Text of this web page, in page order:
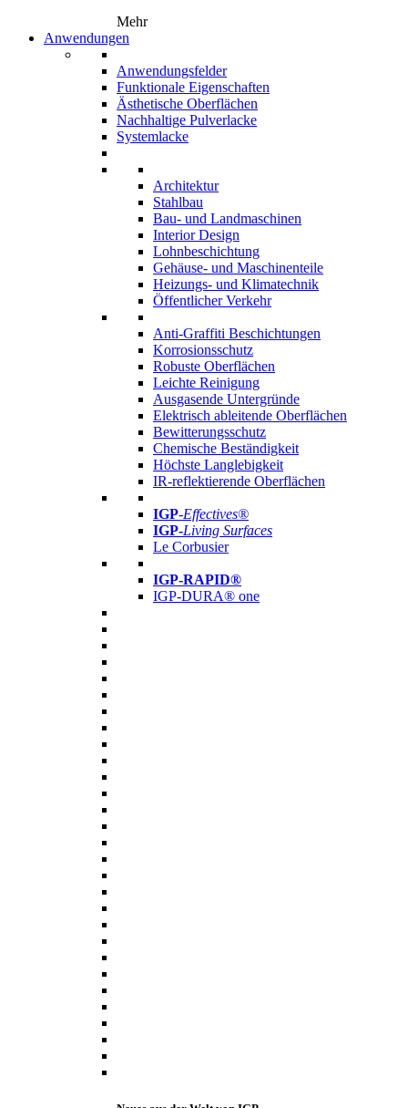
Mehr
Anwendungen
Anwendungsfelder
Funktionale Eigenschaften
Ästhetische Oberflächen
Nachhaltige Pulverlacke
Systemlacke
Architektur
Stahlbau
Bau- und Landmaschinen
Interior Design
Lohnbeschichtung
Gehäuse- und Maschinenteile
Heizungs- und Klimatechnik
Öffentlicher Verkehr
Anti-Graffiti Beschichtungen
Korrosionsschutz
Robuste Oberflächen
Leichte Reinigung
Ausgasende Untergründe
Elektrisch ableitende Oberflächen
Bewitterungsschutz
Chemische Beständigkeit
Höchste Langlebigkeit
IR-reflektierende Oberflächen
IGP-Effectives®
IGP-Living Surfaces
Le Corbusier
IGP-RAPID®
IGP-DURA® one